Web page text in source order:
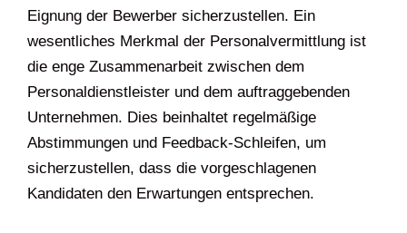
Eignung der Bewerber sicherzustellen. Ein
wesentliches Merkmal der Personalvermittlung ist
die enge Zusammenarbeit zwischen dem
Personaldienstleister und dem auftraggebenden
Unternehmen. Dies beinhaltet regelmäßige
Abstimmungen und Feedback-Schleifen, um
sicherzustellen, dass die vorgeschlagenen
Kandidaten den Erwartungen entsprechen.